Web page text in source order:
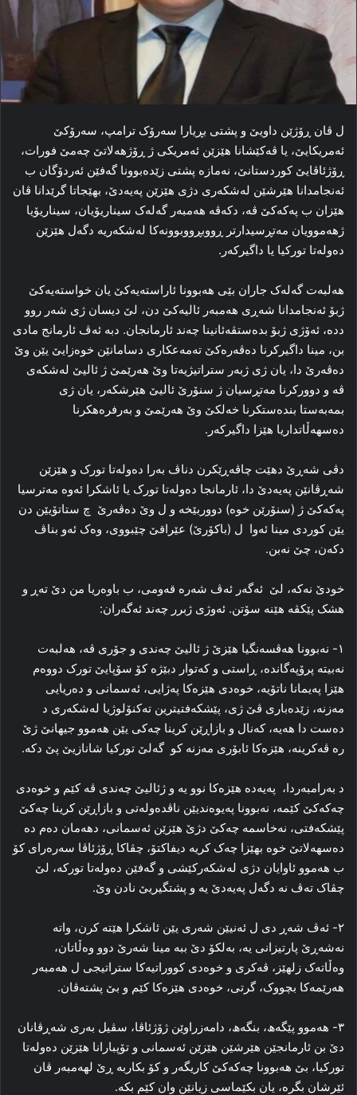
ل ڤان ڕۆژێن داویێ و پشتی بڕیارا سەرۆک ترامپ، سەرۆكێ
ئەمریكایێ، یا ڤەکێشانا ھێزێن ئەمریکی ژ ڕۆژھەلاتێ چەمێ فورات،
ڕۆژئاڤایێ کوردستانێ، نەمازە پشتی زێدەبوونا گەفێن ئەردۆگان ب
ئەنجامدانا ھێرشێن لەشکەری دژی ھێزێن پەیەدێ، بھێجاتا گرێدانا ڤان
ھێزان ب پەکەکێ ڤە، دکەڤە ھەمبەر گەلەک سیناریۆیان، سیناریۆیا
ژھەموویان مەتڕسیدارتر ڕووبڕووبوونەکا لەشکەریە دگەل ھێزێن
دەولەتا تورکیا یا داگیرکەر.
ھەلبەت گەلەک جاران بێی ھەبوونا ئاراستەیەکێ یان خواستەیەکێ
ژبۆ ئەنجامدانا شەڕی ھەمبەر ئالیەکێ دن، لێ دیسان ژی شەر روو
ددە، ئەۆژی ژبۆ بدەستڤەئانینا چەند ئارمانجان. دبە ئەڤ ئارمانج مادی
بن، مینا داگیرکرنا دەڤەرەکێ تەمەعکاری دسامانێن خوەزایێ یێن وێ
دەڤەرێ دا، یان ژی ژبەر ستراتیژیەتا وێ ھەرێمێ ژ ئالیێ لەشکەی
ڤە و دوورکرنا مەتڕسیان ژ سنۆرێ ئالیێ ھێرشکەر، یان ژی
بمەبەستا بندەستکرنا خەلکێ وێ ھەرێمێ و بەرفرەھکرنا
دەسھەڵاتداریا ھێزا داگیرکەر.
دڤی شەڕێ دھێت چاڤەڕێکرن دناڤ بەرا دەولەتا تورک و ھێزێن
شەڕڤانێن پەیەدێ دا، ئارمانجا دەولەتا تورک یا ئاشکرا ئەوە مەترسیا
پەکەکێ ژ (سنۆرێن خوە) دووربێخە و ل وێ دەڤەرێ چ ستاتۆیێن دن
یێن کوردی مینا ئەوا ل (باکۆرێ) عێراقێ چێبووی، وەک ئەو بناڤ
دکەن، چێ نەبن.
خودێ نەکە، لێ ئەگەر ئەڤ شەرە قەومی، ب باوەریا من دێ تەڕ و
ھشک پێکڤە ھێنە سۆتن. ئەوژی ژبرر چەند ئەگەران:
١- نەبوونا ھەڤسەنگیا ھێزێ ژ ئالیێ چەندی و جۆری ڤە، ھەلبەت
نەبیتە پرۆپەگاندە، ڕاستی و کەتوار دبێژە کۆ سۆپایێ تورک دووەم
ھێزا پەیمانا ناتۆیە، خوەدی ھێزەکا پەژایی، ئەسمانی و دەریایی
مەزنە، زێدەباری ڤێ ژی، پێشکەفتیترین تەکنۆلوژیا لەشکەری د
دەست دا ھەیە، کەنال و بازاڕێن کرینا چەکی یێن ھەموو جیھانێ ژێ
رە ڤەکرینە، ھێزەکا ئابۆری مەزنە كو گەلێ تورکیا شانازیێ پێ دكە.
د بەرامبەردا، پەیەدە ھێزەکا نوو یە و ژئالیێ چەندی ڤە کێم و خوەدی
چەکەکێ کێمە، نەبوونا پەیوەندیێن ناڤدەولەتی و بازاڕێن کرینا چەکێ
پێشکەفتی، نەخاسمە چەکێ دژێ ھێزێن ئەسمانی، دھەمان دەم دە
دەسھەلاتێ خوە بھێزا چەک کریە دیفاکتۆ، چڤاکا ڕۆژئاڤا سەرەرای کۆ
ب ھەموو ئاوایان دژی لەشکەرکێشی و گەفێن دەولەتا تورکە، لێ
چڤاک تەڤ نە دگەل پەیەدێ یە و پشتگیریێ نادن وێ.
٢- ئەڤ شەڕ دی ل ئەنیێن شەری یێن ئاشکرا ھێتە کرن، واتە
نەشەڕێ پارتیزانی یە، بەلکۆ دێ ببە مینا شەرێ دوو وەڵاتان،
وەڵاتەک زلھێز، ڤەکری و خوەدی کووراتیەکا ستراتیجی ل ھەمبەر
ھەرێمەکا بچووک، گرتی، خوەدی ھێزەکا کێم و بێ پشتەڤان.
٣- ھەموو پێگەھ، بنگەھ، دامەزراوێن ژۆژئاڤا، سڤیل بەری شەڕڤانان
دێ بن ئارمانجێن ھێرشێن ھێزێن ئەسمانی و تۆپبارانا ھێزێن دەولەتا
تورکیا، بێ ھەبوونا چەکەکێ کاریگەر و کۆ بکاربە ڕێ لھەمبەر ڤان
ئێرشان بگرە، یان بکێماسی زیانێن وان کێم بکە.